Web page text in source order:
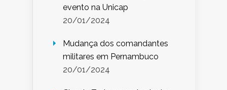
evento na Unicap
20/01/2024
Mudança dos comandantes
militares em Pernambuco
20/01/2024